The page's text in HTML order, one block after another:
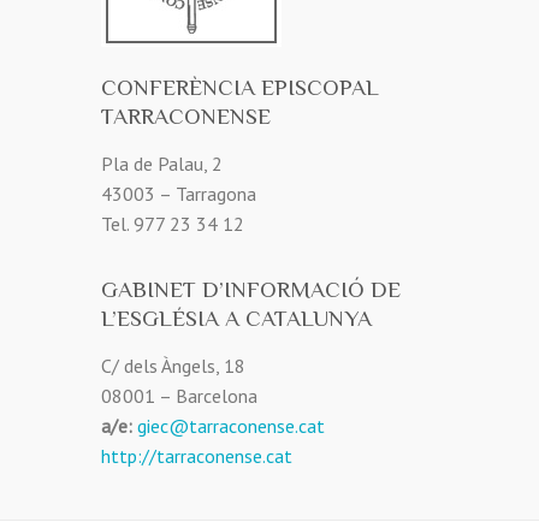
CONFERÈNCIA EPISCOPAL
TARRACONENSE
Pla de Palau, 2
43003 – Tarragona
Tel. 977 23 34 12
GABINET D’INFORMACIÓ DE
L’ESGLÉSIA A CATALUNYA
C/ dels Àngels, 18
08001 – Barcelona
a/e: giec@tarraconense.cat
http://tarraconense.cat